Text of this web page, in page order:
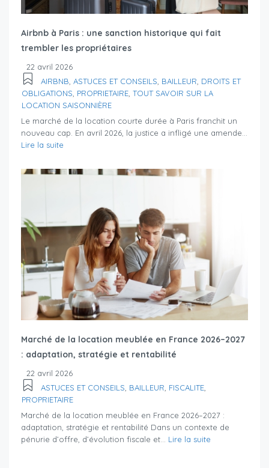
Airbnb à Paris : une sanction historique qui fait
trembler les propriétaires
22 avril 2026
AIRBNB ASTUCES ET CONSEILS BAILLEUR DROITS ET
OBLIGATIONS PROPRIETAIRE TOUT SAVOIR SUR LA
LOCATION SAISONNIÈRE
Le marché de la location courte durée à Paris franchit un
nouveau cap. En avril 2026, la justice a infligé une amende...
Lire la suite
Marché de la location meublée en France 2026–2027
: adaptation, stratégie et rentabilité
22 avril 2026
ASTUCES ET CONSEILS BAILLEUR FISCALITE
PROPRIETAIRE
Marché de la location meublée en France 2026–2027 :
adaptation, stratégie et rentabilité Dans un contexte de
pénurie d’offre, d’évolution fiscale et... Lire la suite